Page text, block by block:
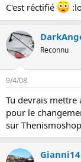
C'est réctifié
Reconnu
9/4/08
Tu devrais mettre
pour le
sur
Gianni14